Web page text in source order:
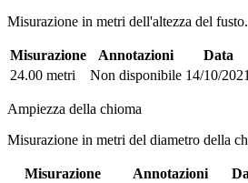
Misurazione in metri dell'altezza del fusto.
Misurazione Annotazioni
Data
24.00 metri
Non disponibile 14/10/2021
Ampiezza della chioma
Misurazione in metri del diametro della
Misurazione Annotazioni